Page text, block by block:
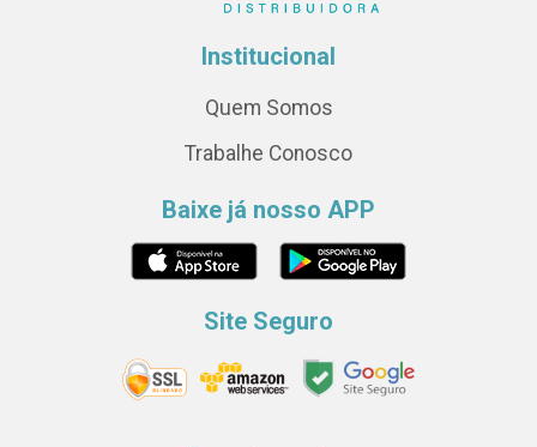
Institucional
Quem Somos
Trabalhe Conosco
Baixe já nosso APP
Site Seguro